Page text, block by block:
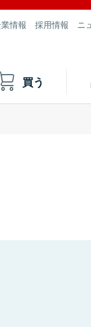
情報 採用情報 ニ
買う